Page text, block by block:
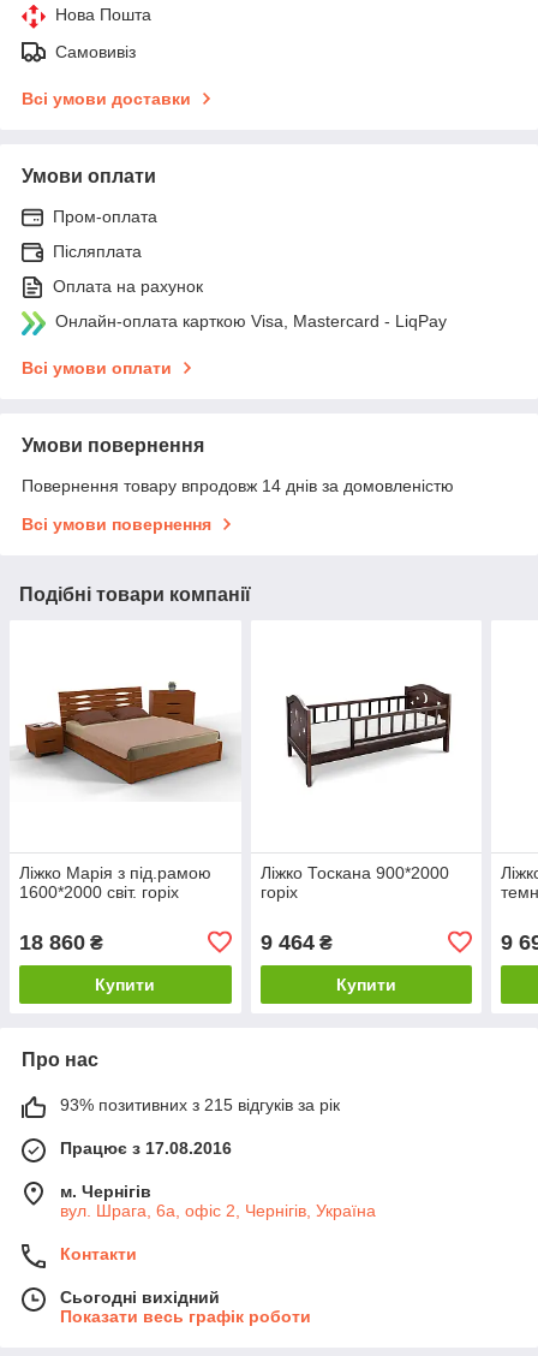
Нова Пошта
Самовивіз
Всі умови доставки
Умови оплати
Пром-оплата
Післяплата
Оплата на рахунок
Онлайн-оплата карткою Visa, Mastercard - LiqPay
Всі умови оплати
Умови повернення
Повернення товару впродовж 14 днів за домовленістю
Всі умови повернення
Подібні товари компанії
Ліжко Марія з під.рамою
1600*2000 світ. горіх
18 860 ₴
Купити
Ліжко Тоскана 900*2000
горіх
9 464₴
Купити
9
Про нас
93% позитивних з 215 відгуків за рік
Працює з 17.08.2016
м. Чернігів
вул. Шрага, 6а, офіс 2, Чернігів, Україна
Контакти
Сьогодні вихідний
Показати весь графік роботи